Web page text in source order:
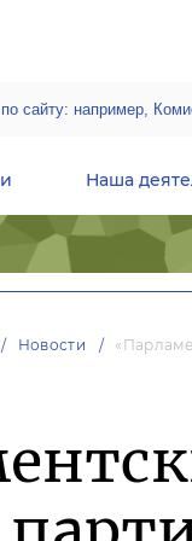
Наша
Новости